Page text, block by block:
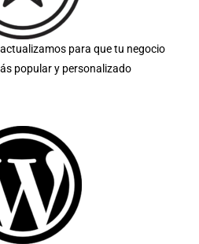
para que tu negocio
popular y personalizado